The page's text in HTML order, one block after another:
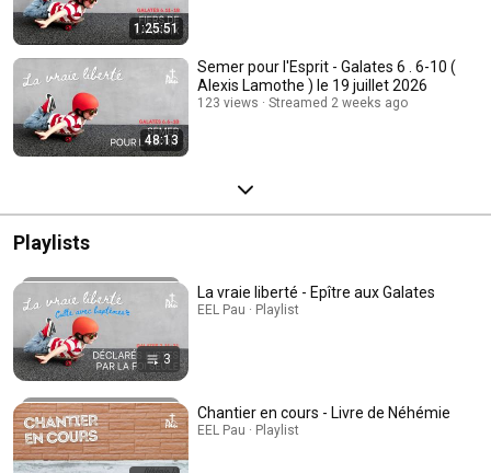
1:25:51
48:13
Semer pour l'Esprit - Galates 6 . 6-10 (
Alexis Lamothe ) le 19 juillet 2026
123 views Streamed 2 weeks ago
Playlists
3
La vraie liberté - Epître aux Galates
EEL Pau · Playlist
Chantier en cours - Livre de Néhémie
EEL Pau · Playlist